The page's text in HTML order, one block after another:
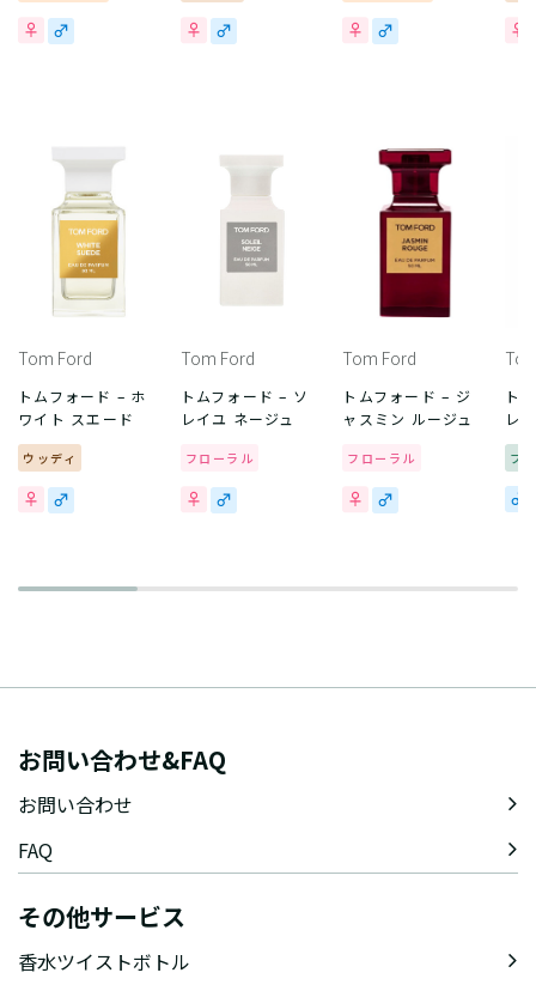
Tom Ford
トムフォード – ホ
ワイト スエード
ウッディ
Tom Ford
トムフォード – ソ
レイユ ネージュ
フローラル
Tom Ford
トムフォード – ジ
ャスミン ルージュ
フローラル
ト
レ
フ
お問い合わせ&FAQ
お問い合わせ
FAQ
その他サービス
香水ツイストボトル